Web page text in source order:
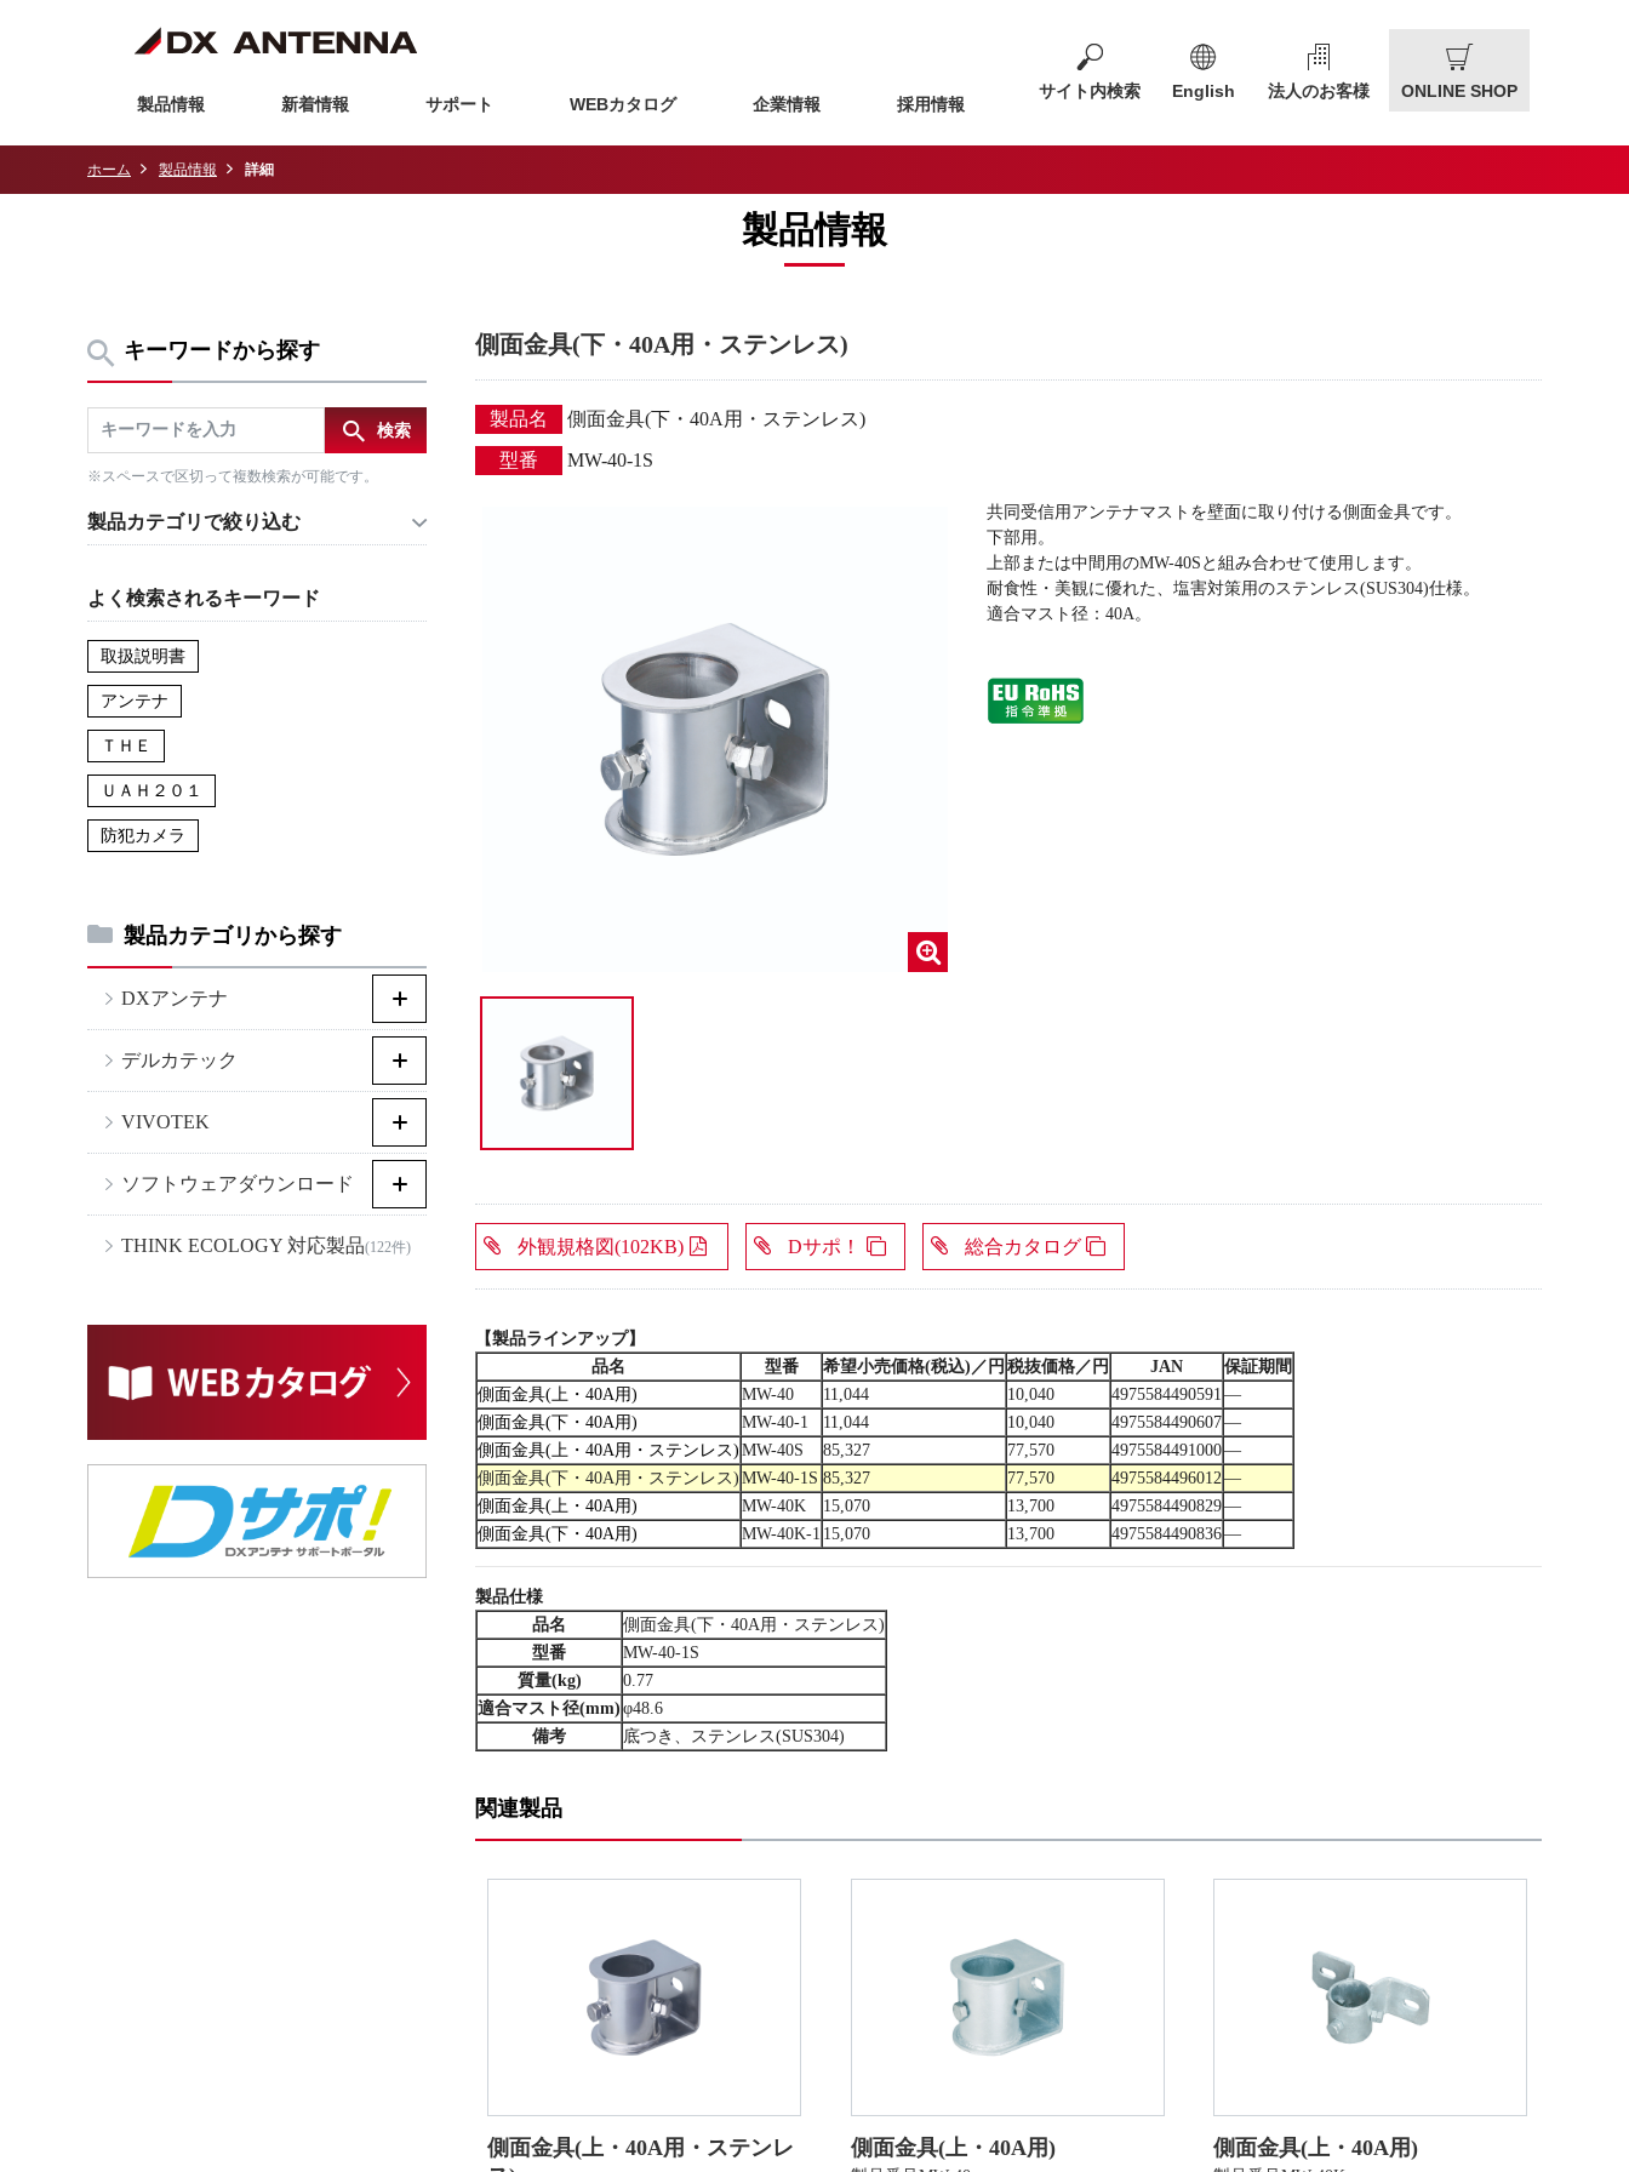
製品情報 新着情報 サポート WEBカタログ 企業情報 採用情報
サイト内検索 English 法人のお客様 ONLINE SHOP
ホーム 製品情報 詳細
製品情報
キーワードから探す
※スペースで区切って複数検索が可能です。
製品カテゴリで絞り込む
よく検索されるキーワード
取扱説明書
アンテナ
ＴＨＥ
ＵＡＨ２０１
防犯カメラ
製品カテゴリから探す
DXアンテナ
デルカテック
VIVOTEK
ソフトウェアダウンロード
THINK ECOLOGY 対応製品(122件)
側面金具(下・40A用・ステンレス)
製品名
側面金具(下・40A用・ステンレス)
型番
MW-40-1S
共同受信用アンテナマストを壁面に取り付ける側面金具です。
下部用。
上部または中間用のMW-40Sと組み合わせて使用します。
耐食性・美観に優れた、塩害対策用のステンレス(SUS304)仕様。
適合マスト径：40A。
外観規格図(102KB) Dサポ！ 総合カタログ
【製品ラインアップ】
品名
型番 希望小売価格(税込)／円 税抜価格／円 JAN
保証期間
側面金具(上・40A用)
MW-40 11,044 10,040 4975584490591 ―
側面金具(下・40A用)
MW-40-1 11,044 10,040 4975584490607―
側面金具(上・40A用・ステンレス) MW-40S 85,327 77,570 4975584491000―
側面金具(下・40A用・ステンレス) MW-40-1S 85,327 77,570 4975584496012―
側面金具(上・40A用)
MW-40K 15,070 13,700 4975584490829―
側面金具(下・40A用)
MW-40K-1 15,070 13,700 4975584490836―
製品仕様
品名
側面金具(下・40A用・ステンレス)
型番
MW-40-1S
質量(kg)
0.77
適合マスト径(mm) φ48.6
備考
底つき、ステンレス(SUS304)
関連製品
側面金具(上・40A用・ステンレ
側面金具(上・40A用) 側面金具(上・40A用)